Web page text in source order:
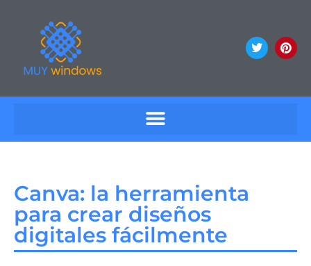
Canva: la herramienta
para crear diseños
digitales fácilmente